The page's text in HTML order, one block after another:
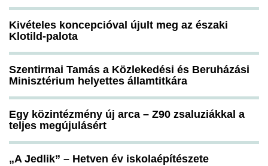
Kivételes koncepcióval újult meg az északi
Klotild-palota
Szentirmai Tamás a Közlekedési és Beruházási
Minisztérium helyettes államtitkára
Egy közintézmény új arca – Z90 zsaluziákkal a
teljes megújulásért
„A Jedlik” – Hetven év iskolaépítészete